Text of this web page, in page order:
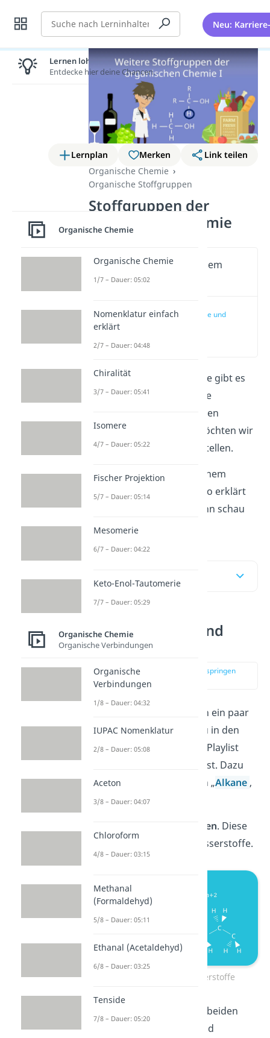
Suche Neu:
Lernplan Merken
Link teilen
Organische Chemie
Organische Stoffgruppen
Stoffgruppen der
organischen Chemie
Wichtige Inhalte in diesem
Video
Alkane, Alkene und
In der organischen Chemie gibt es
mehrere Stoffgruppen, die
unterschiedliche Reaktionen
eingehen können. Hier möchten wir
dir die bekanntesten vorstellen.
Wenn du diese lieber in einem
zusammengefassten Video erklärt
bekommen möchtest, dann schau
dochhiermal rein.
Alkane, Alkene und
Alkine
zur Stelle im Video springen
(00:15)
Zu Beginn wollen wir noch ein paar
Dinge wiederholen, die du in den
vorherigen Beiträgen der Playlist
bereits kennen gelernt hast. Dazu
gehören die Stoffgruppen „Alkane ,
Alkeneund Alkine“.
Alkanen. Diese
sind gesättigte Kohlenwasserstoffe.
Gesättigte Kohlenwasserstoffe
Sie bestehen nur aus den beiden
Elementen Kohlenstoff und
Lernen lohnt sich!
Entdecke hier deine Chancen.
Organische Chemie
Organische Chemie
1/7 – Dauer: 05:02
Nomenklatur einfach
erklärt
2/7 – Dauer: 04:48
Chiralität
3/7 – Dauer: 05:41
Isomere
4/7 – Dauer: 05:22
Fischer Projektion
5/7 – Dauer: 05:14
Mesomerie
6/7 – Dauer: 04:22
Keto-Enol-Tautomerie
7/7 – Dauer: 05:29
Organische Chemie
Organische Verbindungen
Organische
Verbindungen
1/8 – Dauer: 04:32
IUPAC Nomenklatur
2/8 – Dauer: 05:08
Aceton
3/8 – Dauer: 04:07
Chloroform
4/8 – Dauer: 03:15
Methanal
(Formaldehyd)
5/8 – Dauer: 05:11
Ethanal (Acetaldehyd)
6/8 – Dauer: 03:25
Tenside
7/8 – Dauer: 05:20